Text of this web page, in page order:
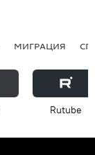
МИГРАЦИЯ
Rutube